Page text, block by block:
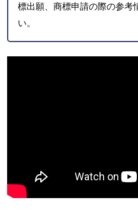
標出願、商標申請の際の参考
い。